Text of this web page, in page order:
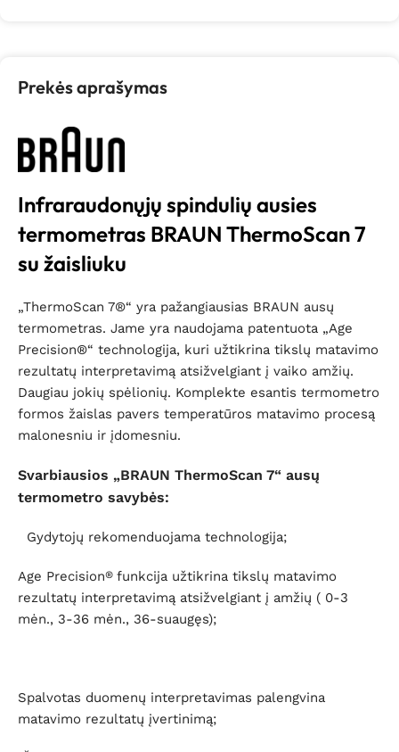
Prekės aprašymas
Infraraudonųjų spindulių ausies
termometras BRAUN ThermoScan 7
su žaisliuku
„ThermoScan 7®“ yra pažangiausias BRAUN ausų
termometras. Jame yra naudojama patentuota „Age
Precision®“ technologija, kuri užtikrina tikslų matavimo
rezultatų interpretavimą atsižvelgiant į vaiko amžių.
Daugiau jokių spėlionių. Komplekte esantis termometro
formos žaislas pavers temperatūros matavimo procesą
malonesniu ir įdomesniu.
Svarbiausios „BRAUN ThermoScan 7“ ausų
termometro savybės:
Gydytojų rekomenduojama technologija;
Age Precision® funkcija užtikrina tikslų matavimo
rezultatų interpretavimą atsižvelgiant į amžių ( 0-3
mėn., 3-36 mėn., 36-suaugęs);
Spalvotas duomenų interpretavimas palengvina
matavimo rezultatų įvertinimą;